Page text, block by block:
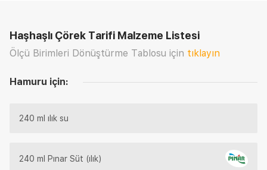
Haşhaşlı Çörek Tarifi Malzeme Listesi
Ölçü Birimleri Dönüştürme Tablosu için tıklayın
Hamuru için:
240 ml ılık su
240 ml Pınar Süt (ılık)